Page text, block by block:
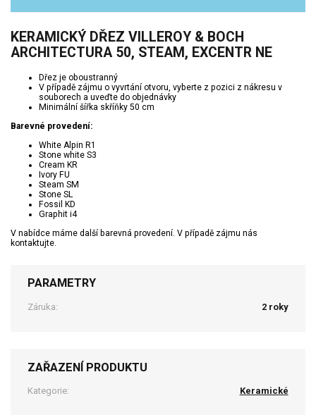
KERAMICKÝ DŘEZ VILLEROY & BOCH
ARCHITECTURA 50, STEAM, EXCENTR NE
Dřez je oboustranný
V případě zájmu o vyvrtání otvoru, vyberte z pozici z nákresu v
souborech a uveďte do objednávky
Minimální šířka skříňky 50 cm
Barevné provedení:
White Alpin R1
Stone white S3
Cream KR
Ivory FU
Steam SM
Stone SL
Fossil KD
Graphit i4
V nabídce máme další barevná provedení. V případě zájmu nás
kontaktujte.
PARAMETRY
Záruka: 2 roky
ZAŘAZENÍ PRODUKTU
Kategorie: Keramické